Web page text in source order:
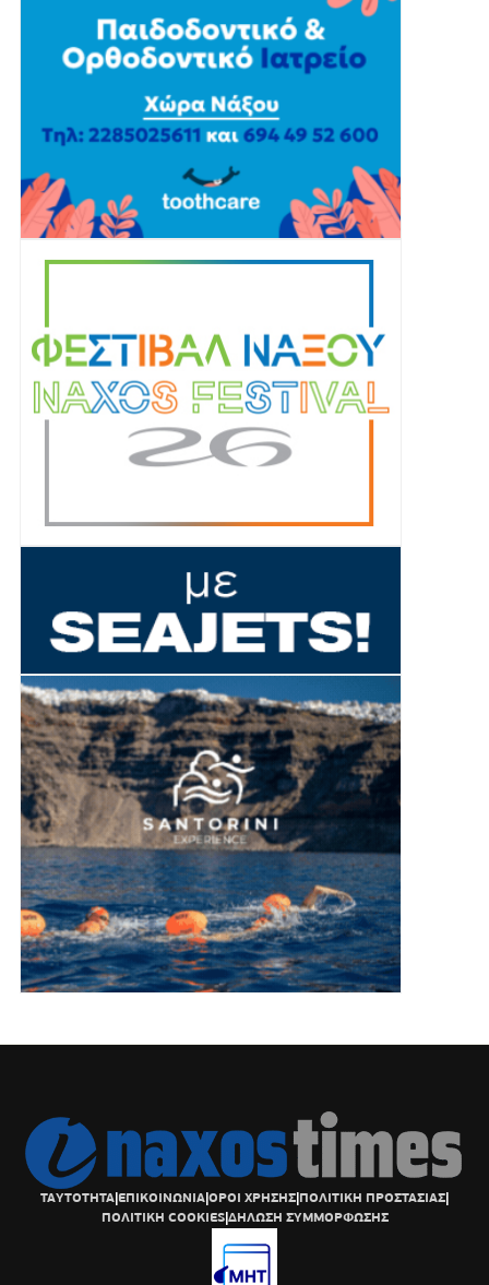
ΤΑΥΤΟΤΗΤΑ|ΕΠΙΚΟΙΝΩΝΙΑ|ΟΡΟΙ ΧΡΗΣΗΣ|ΠΟΛΙΤΙΚΗ ΠΡΟΣΤΑΣΙΑΣ|
ΠΟΛΙΤΙΚΗ COOKIES|ΔΗΛΩΣΗ ΣΥΜΜΟΡΦΩΣΗΣ